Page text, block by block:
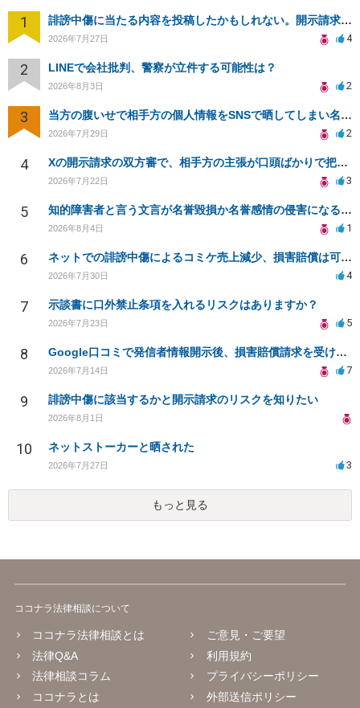
1 誹謗中傷に当たる内容を投稿したかもしれない。開示請求や民事刑事裁判に発展しうるのか教えて欲しい。
2026年7月27日 4
2 LINEで会社批判、警察が立件する可能性は？
2026年8月3日 2
3 当方の腹いせで相手方の個人情報をSNSで晒してしまい名誉毀損させてしまったかもしれない
2026年7月29日 2
4 Xの開示請求の双方審で、相手方の主張が口頭ばかりで把握しきれません
2026年7月22日 3
5 知的障害者と言う文言が名誉毀損か名誉感情の侵害になるか教えてほしい。
2026年8月4日 1
6 ネットでの誹謗中傷によるコミケ売上減少、損害賠償は可能か？
2026年7月30日 4
7 示談書に口外禁止条項を入れるリスクはありますか？
2026年7月23日 5
8 Google口コミで発信者情報開示後、損害賠償請求を受けています。示談について相談です。
2026年7月14日 7
9 誹謗中傷に該当するかと開示請求のリスクを知りたい
2026年8月1日
10 ネットストーカーと晒された
2026年7月27日 3
もっと見る
ココナラ法律相談について
ココナラ法律相談とは
法律Q&A
法律相談コラム
ココナラとは
ご意見・ご要望
利用規約
プライバシーポリシー
外部送信ポリシー